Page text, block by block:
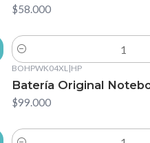
$58.000
Cantidad
BOHPWK04XL|HP
Batería Original
$99.000